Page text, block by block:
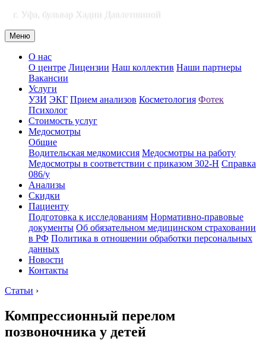
г. Уфа, бульвар Хадии Давлетшиной
Меню
О нас
О центре Лицензии Наш коллектив Наши партнеры
Вакансии
Услуги
УЗИ ЭКГ Прием анализов Косметология Фотек
Психолог
Стоимость услуг
Медосмотры
Общие
Водительская медкомиссия Медосмотры на работу
Медосмотры в соответствии с приказом 302-Н Справка
086/у
Анализы
Скидки
Пациенту
Подготовка к исследованиям Нормативно-правовые
документы Об обязательном медицинском страховании
в РФ Политика в отношении обработки персональных
данных
Новости
Контакты
Статьи ›
Компрессионный перелом
позвоночника у детей